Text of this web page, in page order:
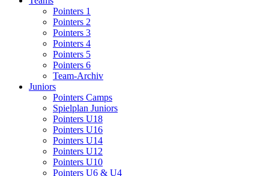
Pointers 1
Pointers 2
Pointers 3
Pointers 4
Pointers 5
Pointers 6
Team-Archiv
Juniors
Pointers Camps
Spielplan Juniors
Pointers U18
Pointers U16
Pointers U14
Pointers U12
Pointers U10
Pointers U6 & U4